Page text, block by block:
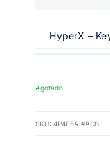
HyperX –
Agotado
SKU: 4P4F5AI#AC8